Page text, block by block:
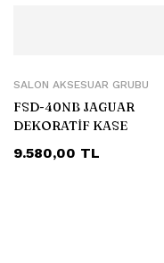
SALON AKSESUAR GRUBU
FSD-40NB JAGUAR
DEKORATİF KASE
9.580,00 TL